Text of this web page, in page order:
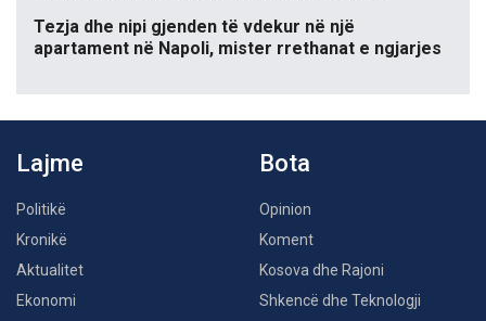
Tezja dhe nipi gjenden të vdekur në një
apartament në Napoli, mister rrethanat e ngjarjes
Lajme
Politikë
Kronikë
Aktualitet
Ekonomi
Bota
Opinion
Koment
Kosova dhe Rajoni
Shkencë dhe Teknologji